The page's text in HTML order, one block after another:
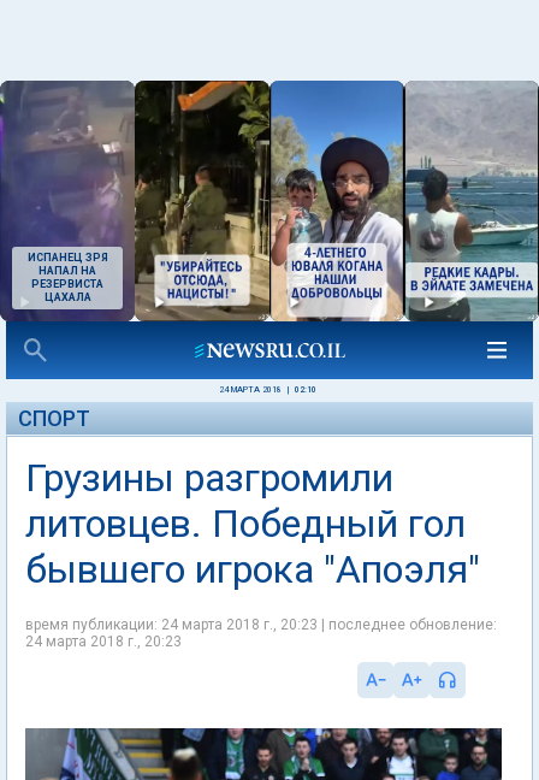
ИСПАНЕЦ ЗРЯ
НАПАЛ НА
РЕЗЕРВИСТА
ЦАХАЛА
24 МАРТА 2018 02:10
СПОРТ
Грузины разгромили
литовцев. Победный гол
бывшего игрока "Апоэля"
время публикации: 24 марта 2018 г., 20:23 | последнее обновление:
24 марта 2018 г., 20:23